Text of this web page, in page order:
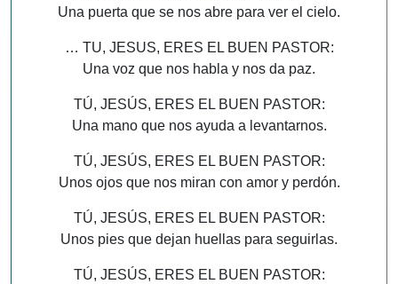
Una puerta que se nos abre para ver el cielo.
… TU, JESUS, ERES EL BUEN PASTOR:
Una voz que nos habla y nos da paz.
TÚ, JESÚS, ERES EL BUEN PASTOR:
Una mano que nos ayuda a levantarnos.
TÚ, JESÚS, ERES EL BUEN PASTOR:
Unos ojos que nos miran con amor y perdón.
TÚ, JESÚS, ERES EL BUEN PASTOR:
Unos pies que dejan huellas para seguirlas.
TÚ, JESÚS, ERES EL BUEN PASTOR: